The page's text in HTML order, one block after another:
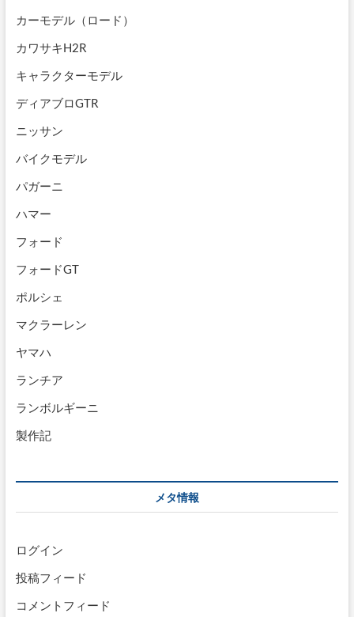
カーモデル（ロード）
カワサキH2R
キャラクターモデル
ディアブロGTR
ニッサン
バイクモデル
パガーニ
ハマー
フォード
フォードGT
ポルシェ
マクラーレン
ヤマハ
ランチア
ランボルギーニ
製作記
メタ情報
ログイン
投稿フィード
コメントフィード